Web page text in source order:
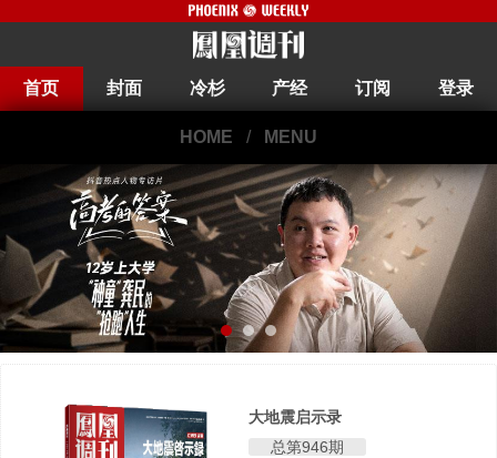
首页 封面 冷杉 产经 订阅 登录
HOME / MENU
大地震启示录
总第946期